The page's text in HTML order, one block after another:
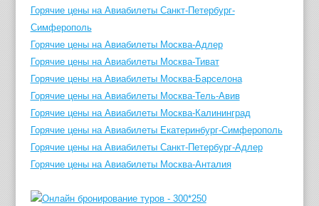
Горячие цены на Авиабилеты Санкт-Петербург-
Симферополь
Горячие цены на Авиабилеты Москва-Адлер
Горячие цены на Авиабилеты Москва-Тиват
Горячие цены на Авиабилеты Москва-Барселона
Горячие цены на Авиабилеты Москва-Тель-Авив
Горячие цены на Авиабилеты Москва-Калининград
Горячие цены на Авиабилеты Екатеринбург-Симферополь
Горячие цены на Авиабилеты Санкт-Петербург-Адлер
Горячие цены на Авиабилеты Москва-Анталия